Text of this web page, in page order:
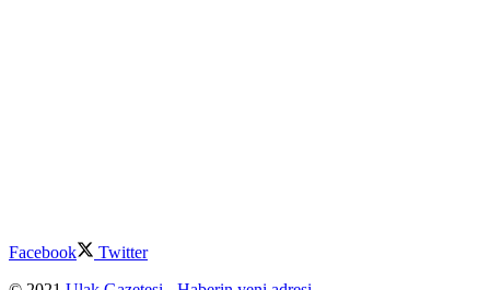
Facebook
Twitter